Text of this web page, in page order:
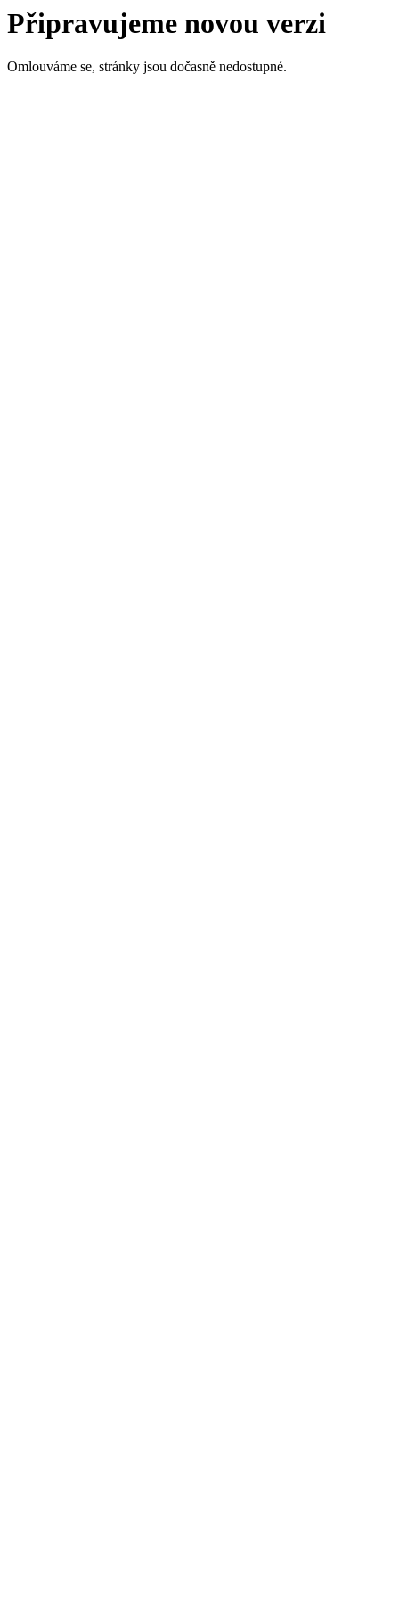
Připravujeme novou verzi
Omlouváme se, stránky jsou dočasně nedostupné.